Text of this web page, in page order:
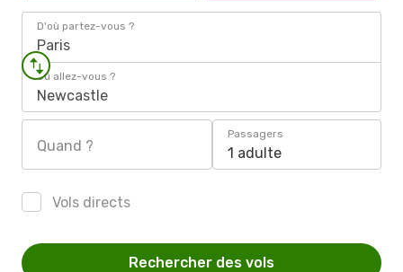
D'où partez-vous ?
Paris
Où allez-vous ?
Newcastle
Quand ?
Passagers
1 adulte
Vols directs
Rechercher des vols